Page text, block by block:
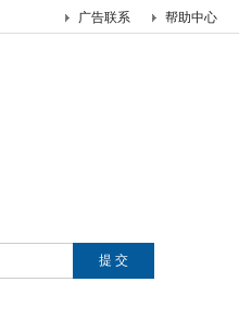
帮助中心
广告联系